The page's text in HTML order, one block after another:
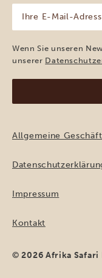
Mail-
Adresse
(erforderlich)
Wenn Sie unseren
unserer
Allgemeine
Impressum
Kontakt
© 2026 Afrika Safari